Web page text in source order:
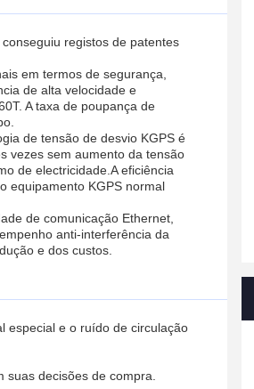
registos de patentes
em termos de segurança,
de alta velocidade e
A taxa de poupança de
de tensão de desvio KGPS é
vezes sem aumento da tensão
de electricidade.A eficiência
equipamento KGPS normal
de comunicação Ethernet,
anti-interferência da
e dos custos.
especial e o ruído de circulação
decisões de compra.